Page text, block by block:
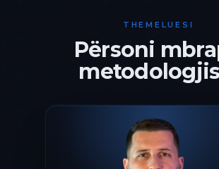
THEMELUESI
Përsoni